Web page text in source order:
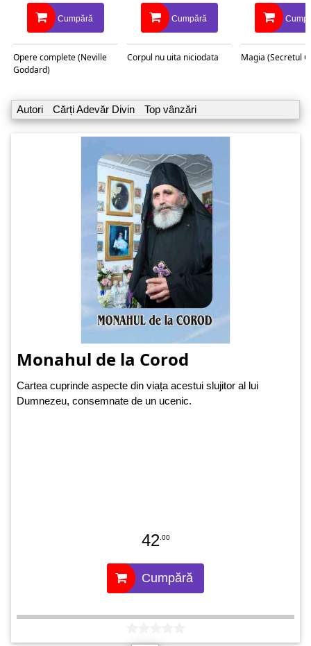
Cumpără
Opere complete (Neville
Goddard)
Cumpără
Corpul nu uita niciodata Magia (Secretul
Autori Cărți Adevăr Divin Top vânzări
Monahul de la Corod
Cartea cuprinde aspecte din viața acestui slujitor al lui
Dumnezeu, consemnate de un ucenic.
42 .00
Cumpără